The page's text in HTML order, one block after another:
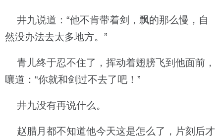
井九说道：“他不肯带着剑，飘的那么慢，自
然没办法去太多地方。”
青儿终于忍不住了，挥动着翅膀飞到他面前，
嚷道：“你就和剑过不去了吧！”
井九没有再说什么。
赵腊月都不知道他今天这是怎么了，片刻后才